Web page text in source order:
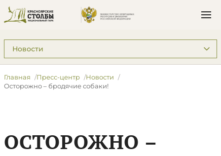
Подразделы: Пресс-центр
Главная Пресс-центр
Новости
Осторожно – бродячие собаки!
ОСТОРОЖНО –